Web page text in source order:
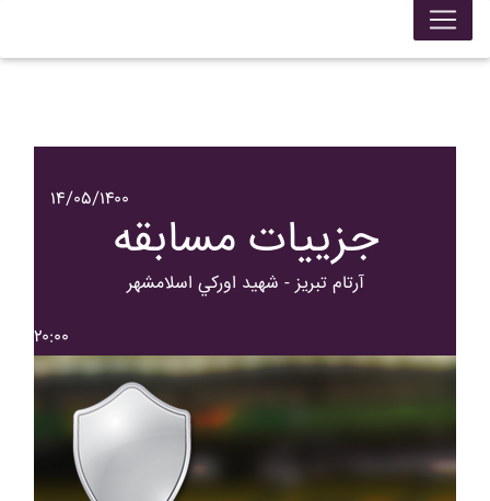
۱۴/۰۵/۱۴۰۰
جزییات مسابقه
آرتام تبريز - شهيد اورکي اسلامشهر
۲۰:۰۰